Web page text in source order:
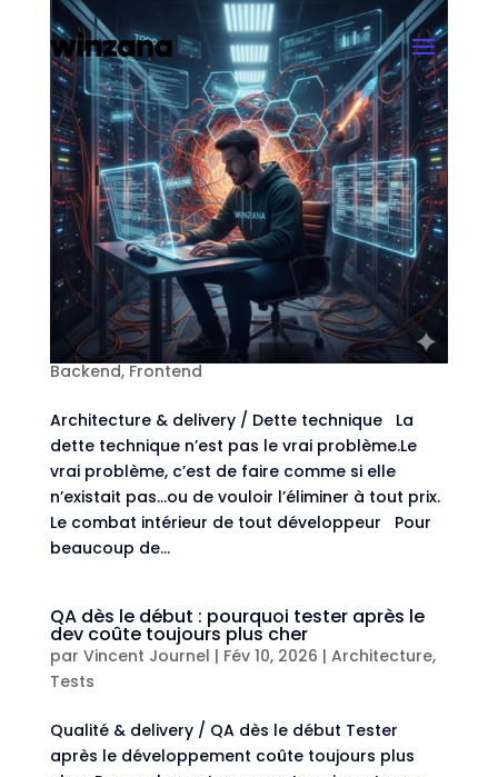
La dette technique n’est pas le problème
(tant qu’elle est pilotée)
parVincent Journel Fév 27, 2026| Architecture
Backend, Frontend
Architecture & delivery / Dette technique La
dette technique n’est pas le vrai problème.Le
vrai problème, c’est de faire comme si elle
n’existait pas…ou de vouloir l’éliminer à tout prix.
Le combat intérieur de tout développeur Pour
beaucoup de...
QA dès le début : pourquoi tester après le
dev coûte toujours plus cher
par Vincent Journel | Fév 10, 2026 | Architecture,
Tests
Qualité & delivery / QA dès le début Tester
après le développement coûte toujours plus